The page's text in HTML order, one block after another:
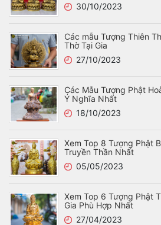
30/10/2023
Các mẫu Tượng Thiên
Thờ Tại Gia
27/10/2023
Các Mẫu Tượng Phật
Ý Nghĩa Nhất
18/10/2023
Xem Top 8 Tượng Phật
Truyền Thần Nhất
05/05/2023
Xem Top 6 Tượng Phật
Gia Phù Hợp Nhất
27/04/2023